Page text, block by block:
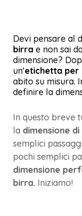
Devi pensare al
birra e non sai
dimensione?
un'etichetta per
abito su misura.
definire la
In questo breve
la dimensione
semplici
pochi semplici
dimensione
birra. Iniziamo!